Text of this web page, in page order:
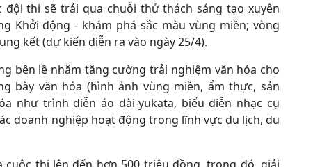
thi sẽ trải qua chuỗi thử thách sáng tạo xuyên
Khởi động - khám phá sắc màu vùng miền; vòng
kết (dự kiến diễn ra vào ngày 25/4).
bên lề nhằm tăng cường trải nghiệm văn hóa cho
bày văn hóa (hình ảnh vùng miền, ẩm thực, sản
như trình diễn áo dài-yukata, biểu diễn nhạc cụ
doanh nghiệp hoạt động trong lĩnh vực du lịch, du